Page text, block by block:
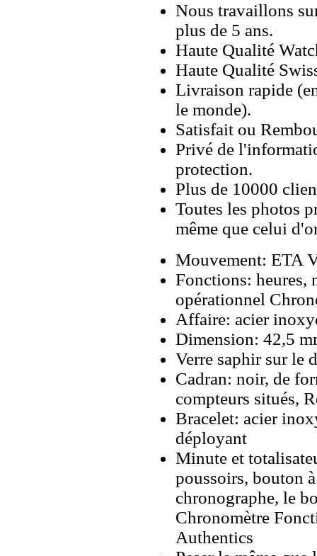
Nous travaillons
plus de 5 ans.
Haute Qualité
Haute Qualité
Livraison rapide
le monde).
Satisfait ou
Privé de
protection.
Plus de 10000
Toutes les photos
même que celui
Mouvement: ETA
Fonctions: heures,
opérationnel
Affaire: acier
Dimension: 42,5
Verre saphir sur le
Cadran: noir, de
compteurs situés,
Bracelet: acier
déployant
Minute et
poussoirs, bouton
chronographe, le
Chronomètre
Authentics